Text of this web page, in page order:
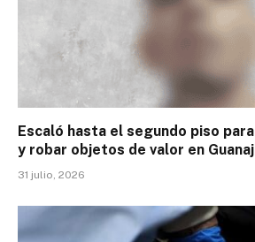
Escaló hasta el segundo piso
y robar objetos de valor en
31 julio, 2026